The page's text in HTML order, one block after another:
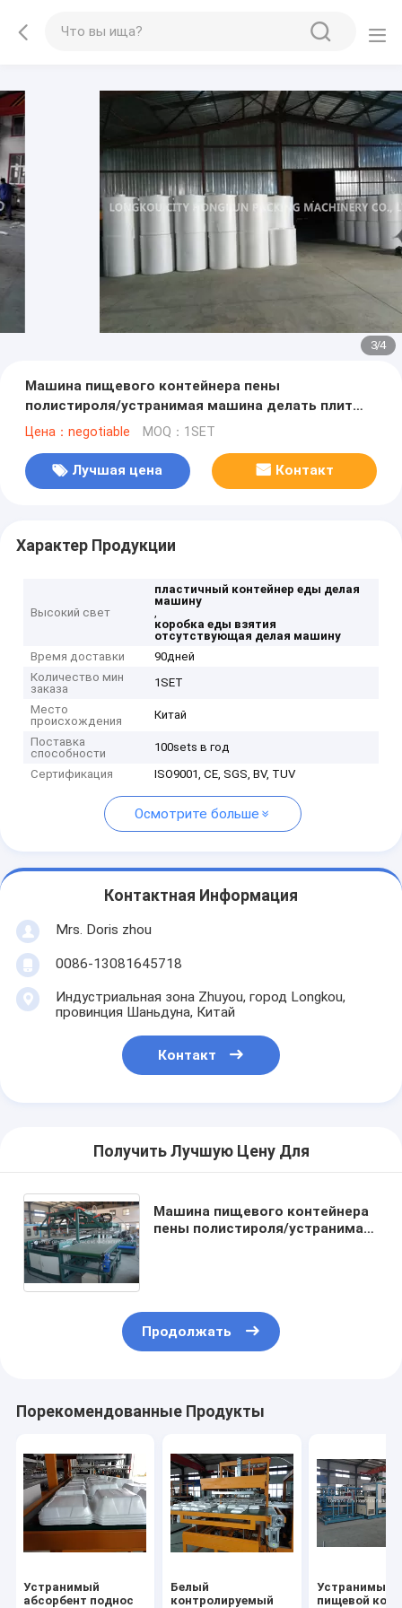
3/4
Машина пищевого контейнера пены
полистироля/устранимая машина делать плит
Тхэрмокол
Цена：negotiable MOQ：1SET
Лучшая цена Контакт
Характер Продукции
Высокий свет
пластичный контейнер еды делая
машину
,
коробка еды взятия
отсутствующая делая машину
Время доставки
90дней
Количество мин
заказа
1SET
Место
происхождения
Китай
Поставка
способности
100sets в год
Сертификация
ISO9001, CE, SGS, BV, TUV
Осмотрите больше
Контактная Информация
Mrs. Doris zhou
0086-13081645718
Индустриальная зона Zhuyou, город Longkou,
провинция Шаньдуна, Китай
Контакт
Получить Лучшую Цену Для
Машина пищевого контейнера
пены полистироля/устранимая
Продолжать
Порекомендованные Продукты
Устранимый
абсорбент поднос
Белый
контролируемый
Устранимый
пищевой